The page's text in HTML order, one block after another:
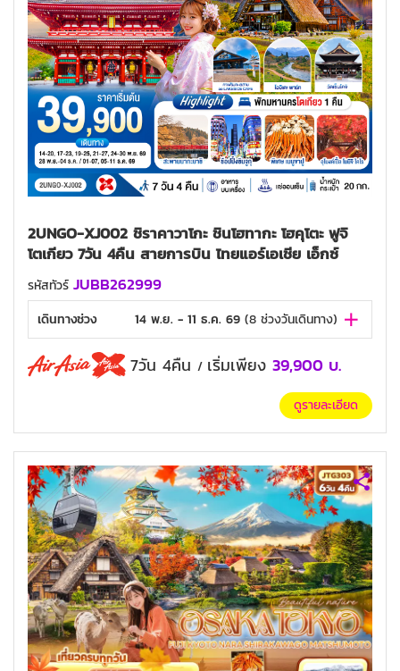
2UNGO-XJ002 ชิราคาวาโกะ ชินโฮทากะ โฮคุโตะ ฟูจิ
โตเกียว 7วัน 4คืน สายการบิน ไทยแอร์เอเชีย เอ็กซ์
รหัสทัวร์ JUBB262999
เดินทางช่วง 14 พ.ย. - 11 ธ.ค. 69 (8 ช่วงวันเดินทาง)
7วัน 4คืน / เริ่มเพียง 39,900 บ.
ดูรายละเอียด